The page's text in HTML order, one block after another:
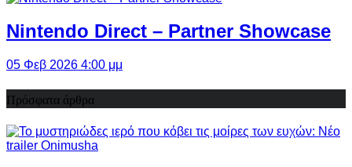
Nintendo Direct – Partner Showcase
05 Φεβ 2026 4:00 μμ
Πρόσφατα άρθρα